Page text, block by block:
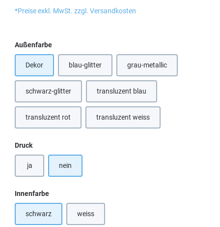
*Preise exkl. MwSt. zzgl. Versandkosten
Außenfarbeauswählen
Dekor blau-glitter
(Diese Option ist zurzeit nicht verfügbar.)
grau-metallic
schwarz-glitter transluzent blau(Diese Option ist zurzeit nicht
transluzent rot(Diese Option ist zurzeit nicht verfügbar.)
transluzent weiss(Diese Option ist zurzeit nicht
Druckauswählen
ja nein
Innenfarbeauswählen
schwarz weiss(Diese Option ist zurzeit nicht verfügbar.)